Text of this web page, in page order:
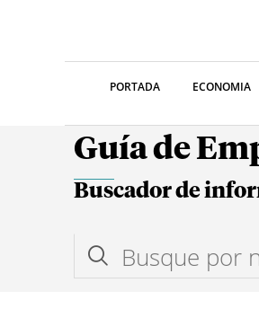
PORTADA ECONOMIA
Guía de
Buscador de